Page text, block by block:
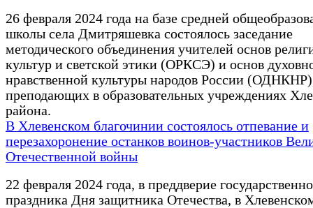
26 февраля 2024 года на базе средней
школы села Дмитряшевка состоялось заседание
методического объединения учителей основ
культур и светской этики (ОРКСЭ) и основ
нравственной культуры народов России
преподающих в образовательных учреждениях
района.
В Хлевенском благочинии состоялось отпевание и
перезахоронение останков воинов-участников
Отечественной войны
22 февраля 2024 года, в преддверие
праздника Дня защитника Отечества, в